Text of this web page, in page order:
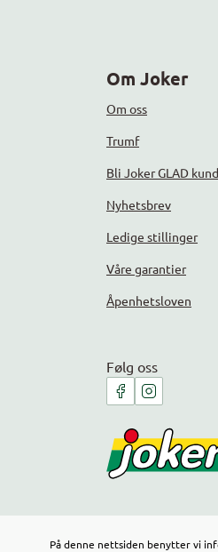
Om Joker
Om oss
Trumf
Bli Joker GLAD
Nyhetsbrev
Ledige stillinger
Våre garantier
Åpenhetsloven
Følg oss
På denne nettsiden benytter vi